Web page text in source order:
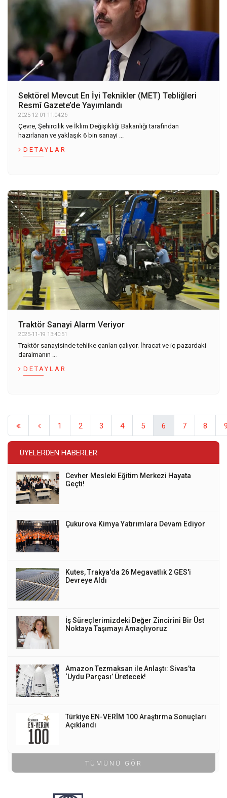
Sektörel Mevcut En İyi Teknikler (MET) Tebliğleri
Resmî Gazete’de Yayımlandı
2025-12-01 11:04:26
Çevre, Şehircilik ve İklim Değişikliği Bakanlığı tarafından
hazırlanan ve yaklaşık 6 bin sanayi ...
DETAYLAR
Traktör Sanayi Alarm Veriyor
2025-11-19 13:40:51
Traktör sanayisinde tehlike çanları çalıyor. İhracat ve iç pazardaki
daralmanın ...
DETAYLAR
1 2 3 4 5 6 7 8
ÜYELERDEN HABERLER
Cevher Mesleki Eğitim Merkezi Hayata
Geçti!
Çukurova Kimya Yatırımlara Devam Ediyor
Kutes, Trakya'da 26 Megavatlık 2 GES'i
Devreye Aldı
İş Süreçlerimizdeki Değer Zincirini Bir Üst
Noktaya Taşımayı Amaçlıyoruz
Amazon Tezmaksan ile Anlaştı: Sivas’ta
‘Uydu Parçası’ Üretecek!
Türkiye EN-VERİM 100 Araştırma Sonuçları
Açıklandı
TÜMÜNÜ GÖR